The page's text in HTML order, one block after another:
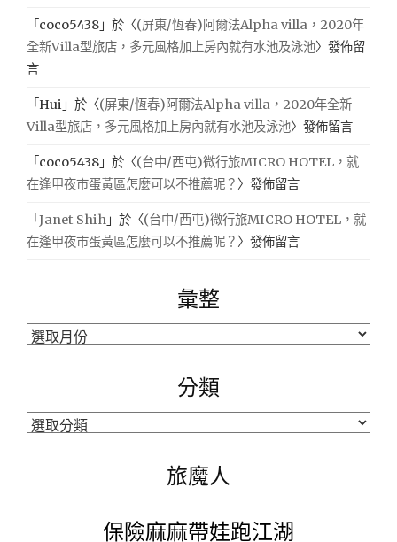
「 coco5438 」於〈(屏東/恆春)阿爾法Alpha villa，2020年
全新Villa型旅店，多元風格加上房內就有水池及泳池〉發佈留
言
「Hui 」於〈(屏東/恆春)阿爾法Alpha villa，2020年全新
Villa型旅店，多元風格加上房內就有水池及泳池〉發佈留言
「 coco5438 」於〈(台中/西屯)微行旅MICRO HOTEL，就
在逢甲夜市蛋黃區怎麼可以不推薦呢？ 〉發佈留言
「Janet Shih 」於〈(台中/西屯)微行旅MICRO HOTEL，就
在逢甲夜市蛋黃區怎麼可以不推薦呢？ 〉發佈留言
彙整
彙
分類
分
旅魔人
保險麻麻帶娃跑江湖